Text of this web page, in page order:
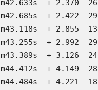
+ 2.370  26
+ 2.422  29
+ 2.855  13
+ 2.992  29
+ 3.126  24
+ 4.149  28
+ 4.221  18